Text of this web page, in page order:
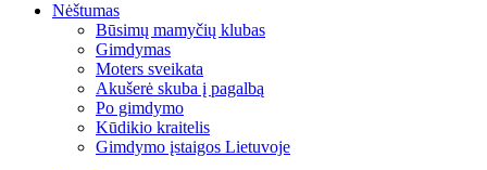
Nėštumas
Būsimų mamyčių klubas
Gimdymas
Moters sveikata
Akušerė skuba į pagalbą
Po gimdymo
Kūdikio kraitelis
Gimdymo įstaigos Lietuvoje